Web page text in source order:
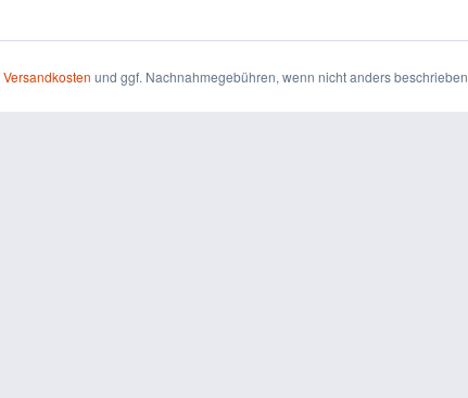
Versandkosten und ggf. Nachnahmegebühren, wenn nicht anders beschrieben